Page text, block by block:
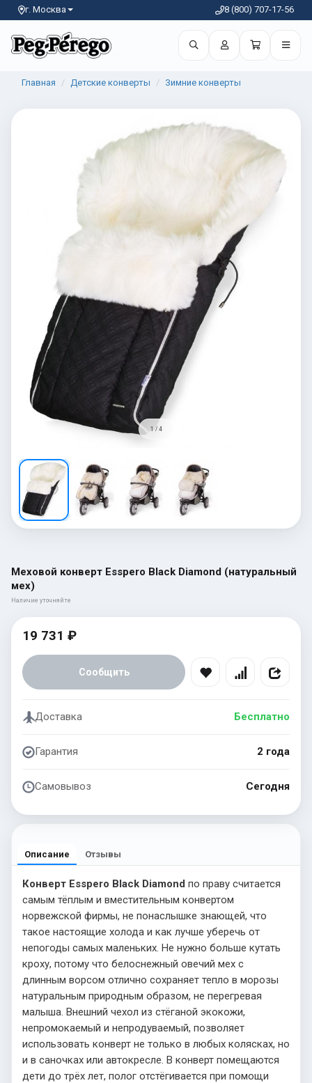
г. Москва 8 (800) 707-17-56
Главная Детские конверты Зимние конверты
1 / 4
Меховой конверт Esspero Black Diamond (натуральный
мех)
Наличие уточняйте
19 731 ₽
Сообщить
Доставка Бесплатно
Гарантия 2 года
Самовывоз Сегодня
Описание Отзывы
Конверт Esspero Black Diamond по праву считается
самым тёплым и вместительным конвертом
норвежской фирмы, не понаслышке знающей, что
такое настоящие холода и как лучше уберечь от
непогоды самых маленьких. Не нужно больше кутать
кроху, потому что белоснежный овечий мех с
длинным ворсом отлично сохраняет тепло в морозы
натуральным природным образом, не перегревая
малыша. Внешний чехол из стёганой экокожи,
непромокаемый и непродуваемый, позволяет
использовать конверт не только в любых колясках, но
и в саночках или автокресле. В конверт помещаются
дети до трёх лет, полог отстёгивается при помощи